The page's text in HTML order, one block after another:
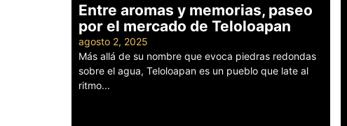
Entre aromas y memorias, paseo
por el mercado de Teloloapan
agosto 2, 2025
Más allá de su nombre que evoca piedras redondas
sobre el agua, Teloloapan es un pueblo que late al
ritmo...